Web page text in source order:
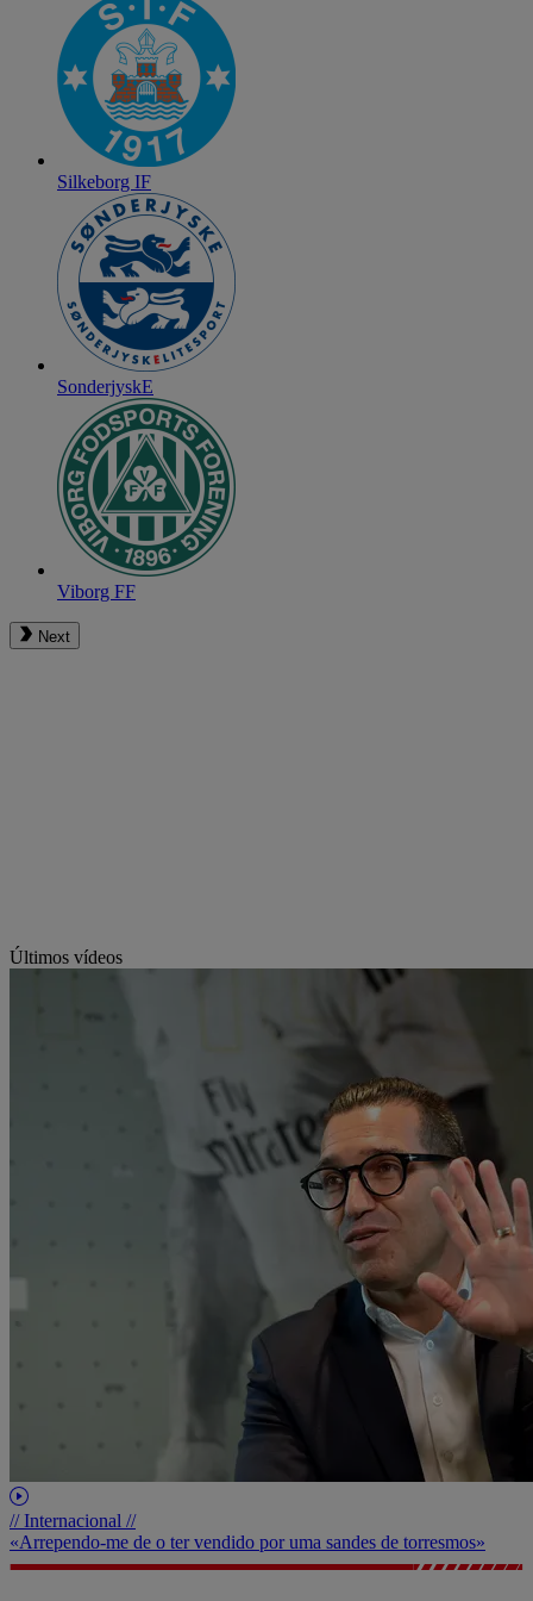
Silkeborg IF
SonderjyskE
Viborg FF
Next
Últimos vídeos
// Internacional //
«Arrependo-me de o ter vendido por uma sandes de torresmos»